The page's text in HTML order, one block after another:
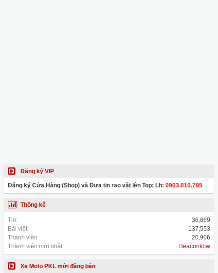
Đăng ký VIP
Đăng ký Cửa Hàng (Shop) và Đưa tin rao vặt lên Top: Lh: 0903.010.795
Thống kê
Tin:
36,869
Bài viết:
137,553
Thành viên:
20,906
Thành viên mới nhất:
Beaconkbw
Xe Moto PKL mới đăng bán